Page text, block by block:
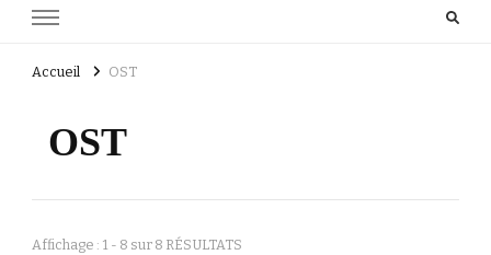
Accueil OST
OST
Affichage : 1 - 8 sur 8 RÉSULTATS